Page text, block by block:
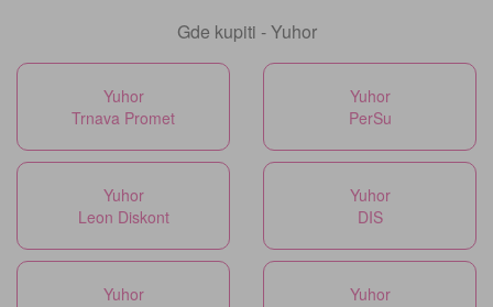
Gde kupiti - Yuhor
Yuhor
Trnava Promet
Yuhor
PerSu
Yuhor
Leon Diskont
Yuhor
DIS
Yuhor
Yuhor